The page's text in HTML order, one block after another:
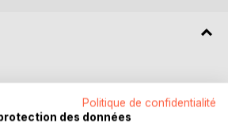
More est une oeuvre fondatrice de
publiée en 1516, qui propose une
Politique de confidentialité
des données